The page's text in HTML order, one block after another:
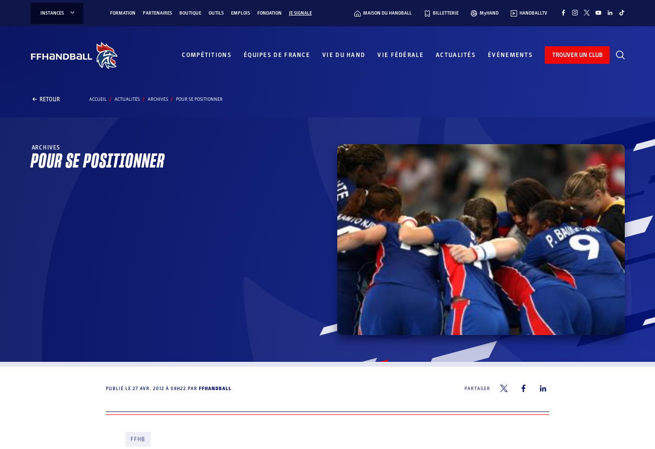
INSTANCES FORMATION PARTENAIRES BOUTIQUE OUTILS EMPLOIS FONDATION JE SIGNALE MAISON DU HANDBALL BILLETTERIE MyHAND HANDBALLTV
COMPÉTITIONS ÉQUIPES DE FRANCE VIE DU HAND VIE FÉDÉRALE ACTUALITÉS ÉVÉNEMENTS TROUVER UN CLUB
RETOUR ACCUEIL ACTUALITÉS ARCHIVES POUR SE POSITIONNER
ARCHIVES
POUR SE POSITIONNER
PUBLIÉ LE 27 AVR. 2012 À 08H22 PAR FFHANDBALL PARTAGER
FFHB